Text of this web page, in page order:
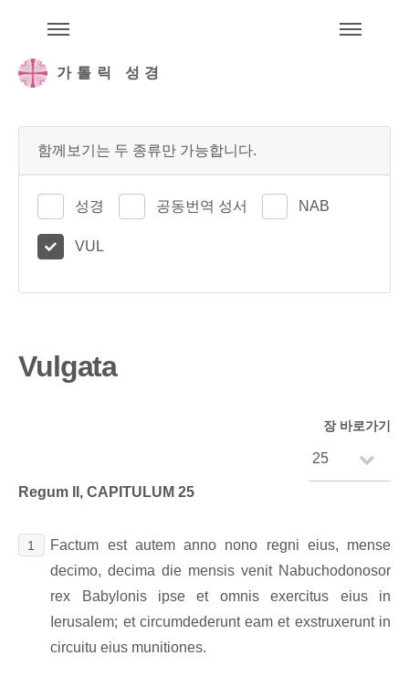
가톨릭 성경
함께보기는 두 종류만 가능합니다.
성경 공동번역 성서 NAB
VUL
Vulgata
장 바로가기
Regum II, CAPITULUM 25
1
Factum est autem anno nono regni eius, mense
decimo, decima die mensis venit Nabuchodonosor
rex Babylonis ipse et omnis exercitus eius in
Ierusalem; et circumdederunt eam et exstruxerunt in
circuitu eius munitiones.